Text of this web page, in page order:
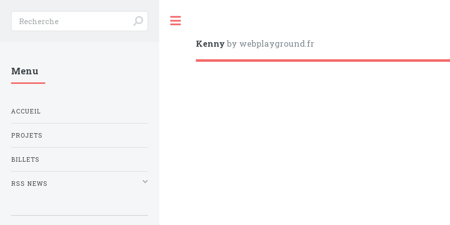
Kennyby webplayground.fr
Menu
ACCUEIL
PROJETS
BILLETS
RSS NEWS